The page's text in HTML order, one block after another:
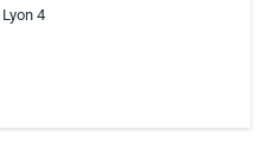
Lyon 4